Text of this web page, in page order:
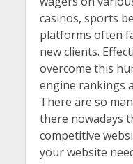
casinos, sports
platforms often
new clients.
overcome this
engine rankings
There are so
there nowadays
competitive
your website